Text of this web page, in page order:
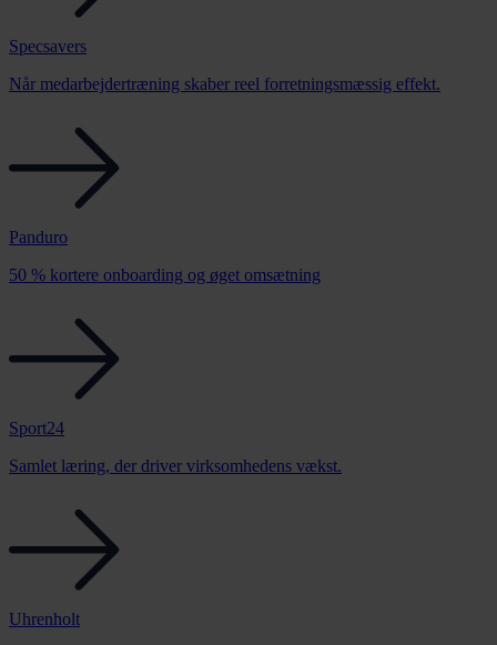
Specsavers
Når medarbejdertræning skaber reel forretningsmæssig effekt.
Panduro
50 % kortere onboarding og øget omsætning
Sport24
Samlet læring, der driver virksomhedens vækst.
Uhrenholt